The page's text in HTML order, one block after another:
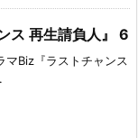
ス 再生請負人』 6
マBiz『ラストチャンス